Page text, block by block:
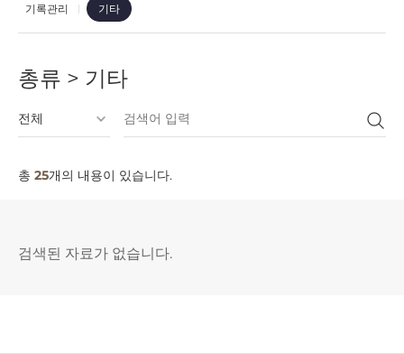
기록관리 기타
총류 > 기타
총 25개의 내용이 있습니다.
검색된 자료가 없습니다.